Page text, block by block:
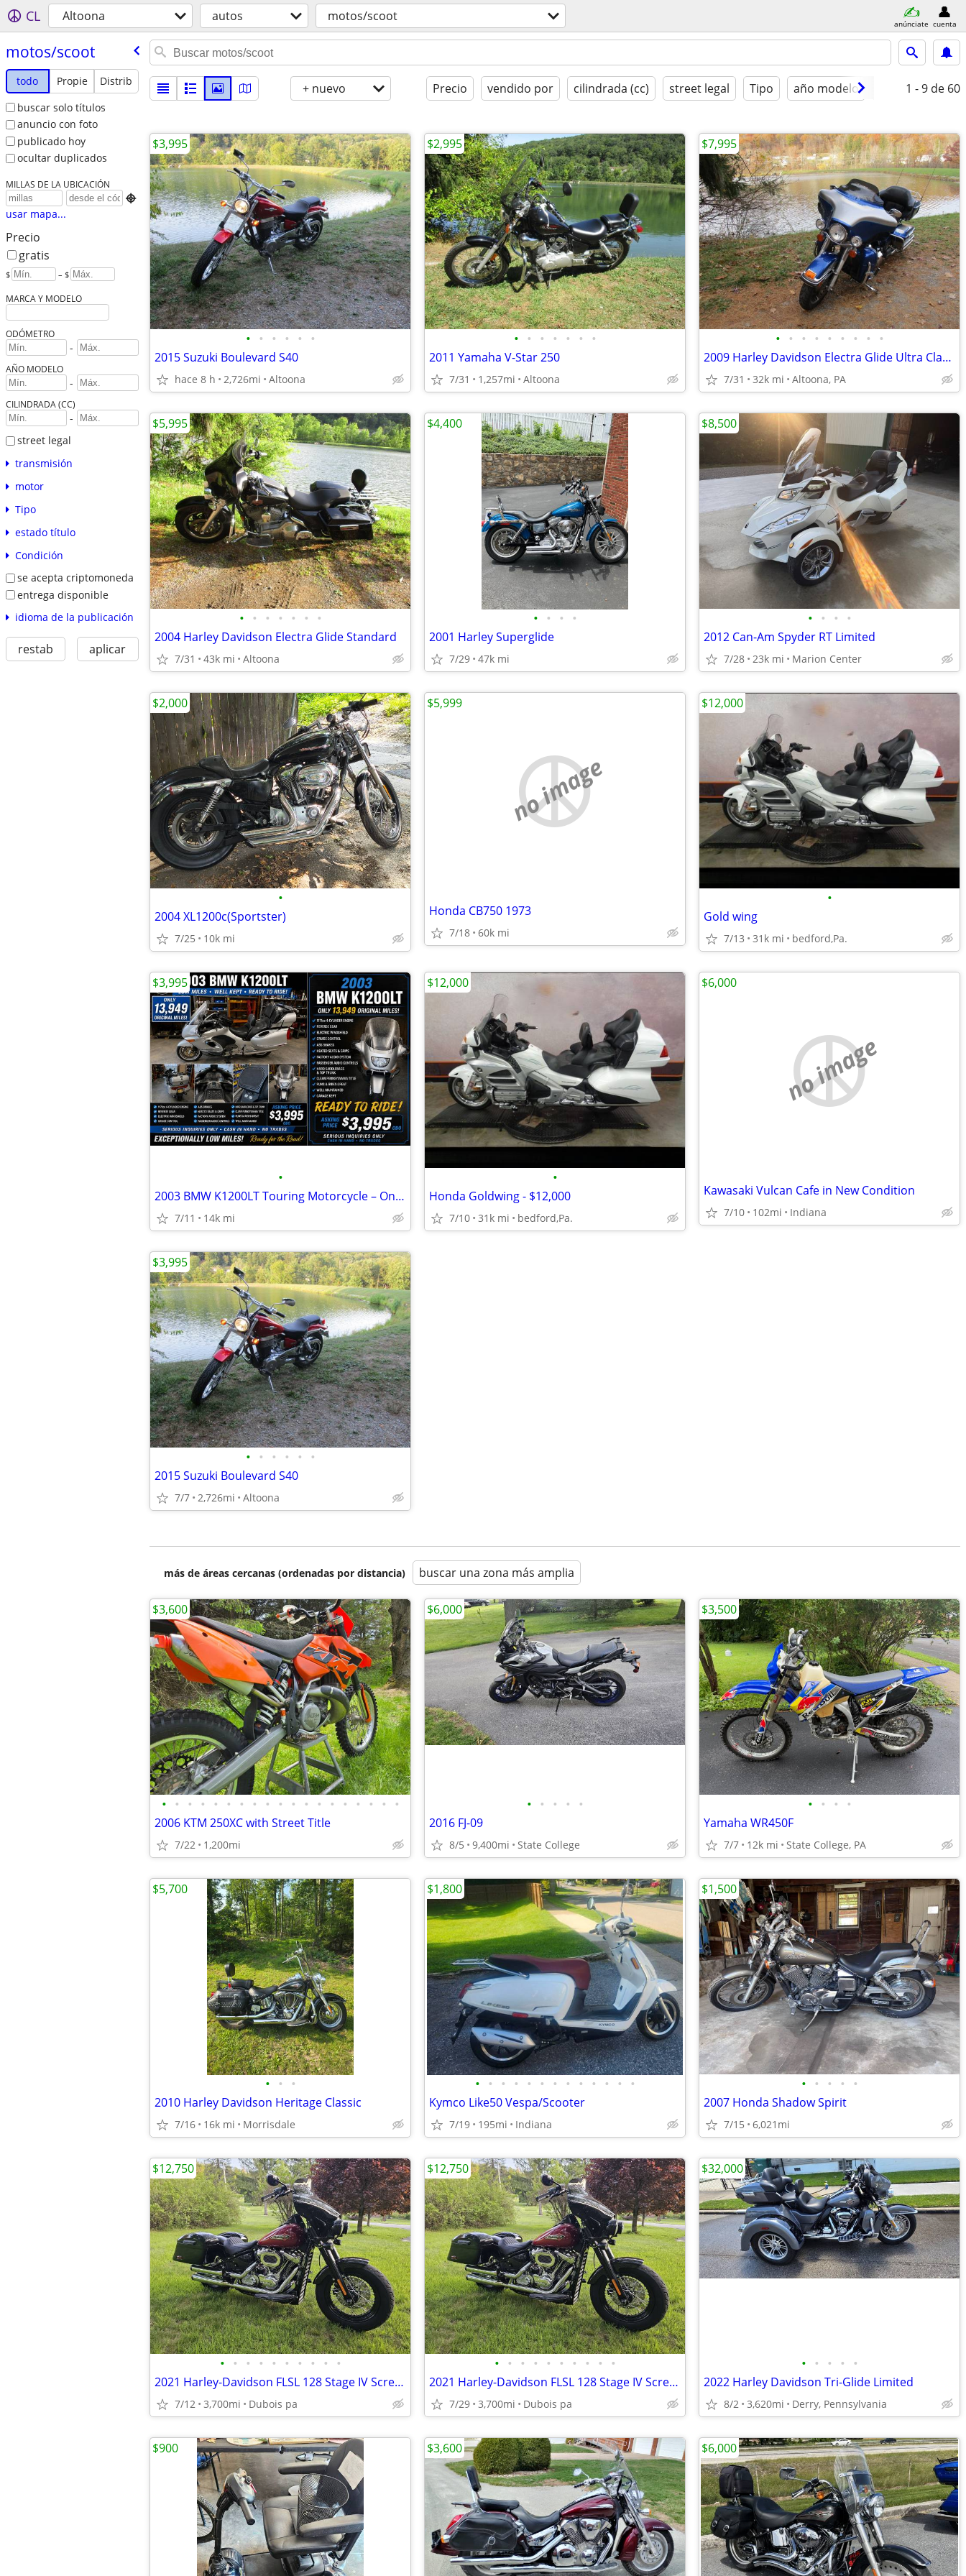
CL Altoona autos motos/scoot anúnciate cuenta
motos/​scoot
todo Propie
Distrib
buscar solo títulos
anuncio con foto
publicado hoy
ocultar duplicados
MILLAS DE LA UBICACIÓN

usar mapa...
Precio
gratis
$ – $
MARCA Y MODELO
ODÓMETRO
-
AÑO MODELO
-
CILINDRADA (CC)
-
street legal
transmisión
motor
Tipo
estado título
Condición
se acepta criptomoneda
entrega disponible
idioma de la publicación
restab aplicar
+ nuevo Precio vendido por cilindrada (cc) street legal Tipo año modelo Condición
1 - 9 de 60
• • • • • •
2015 Suzuki Boulevard S40
hace 8 h 2,726mi Altoona
$3,995
• • • • • • •
2011 Yamaha V-Star 250
7/31 1,257mi Altoona
$2,995
• • • • • • • • •
2009 Harley Davidson Electra Glide Ultra Classic
7/31 32k mi Altoona, PA
$7,995
• • • • • • •
2004 Harley Davidson Electra Glide Standard
7/31 43k mi Altoona
$5,995
• • • •
2001 Harley Superglide
7/29 47k mi
$4,400
• • • •
2012 Can-Am Spyder RT Limited
7/28 23k mi Marion Center
$8,500
•
2004 XL1200c(Sportster)
7/25 10k mi
$2,000
no image
Honda CB750 1973
7/18 60k mi
$5,999
•
Gold wing
7/13 31k mi bedford,Pa.
$12,000
•
2003 BMW K1200LT Touring Motorcycle – Only 13,900 Miles – Excellent Co
7/11 14k mi
$3,995
•
Honda Goldwing - $12,000
7/10 31k mi bedford,Pa.
$12,000
no image
Kawasaki Vulcan Cafe in New Condition
7/10 102mi Indiana
$6,000
• • • • • •
2015 Suzuki Boulevard S40
7/7 2,726mi Altoona
$3,995
más de áreas cercanas (ordenadas por distancia) buscar una zona más amplia
• • • • • • • • • • • • • • • • • • •
2006 KTM 250XC with Street Title
7/22 1,200mi
$3,600
• • • • •
2016 FJ-09
8/5 9,400mi State College
$6,000
• • • •
Yamaha WR450F
7/7 12k mi State College, PA
$3,500
• • •
2010 Harley Davidson Heritage Classic
7/16 16k mi Morrisdale
$5,700
• • • • • • • • • • • • •
Kymco Like50 Vespa/Scooter
7/19 195mi Indiana
$1,800
• • • • •
2007 Honda Shadow Spirit
7/15 6,021mi
$1,500
• • • • • • • • • •
2021 Harley-Davidson FLSL 128 Stage IV Screamin Eagle motor 3700mi
7/12 3,700mi Dubois pa
$12,750
• • • • • • • • • •
2021 Harley-Davidson FLSL 128 Stage IV Screamin Eagle motor 3700mi
7/29 3,700mi Dubois pa
$12,750
• • • • •
2022 Harley Davidson Tri-Glide Limited
8/2 3,620mi Derry, Pennsylvania
$32,000
$900 $3,600 $6,000